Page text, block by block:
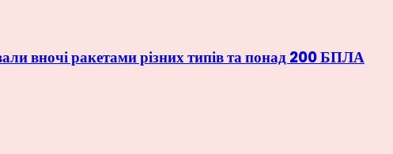
вночі ракетами різних типів та понад 200 БПЛА